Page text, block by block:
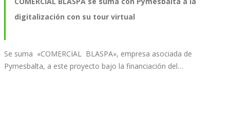
digitalización con su tour virtual
Se suma «COMERCIAL BLASPA», empresa asociada de
Pymesbalta, a este proyecto bajo la financiación del…